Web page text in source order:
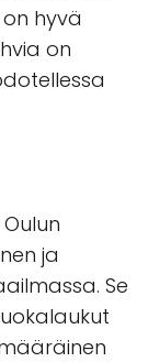
hyvä
on
ja
Se